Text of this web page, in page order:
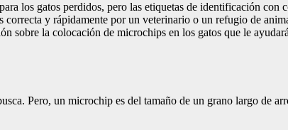
los gatos perdidos, pero las etiquetas de identificación con
y rápidamente por un veterinario o un refugio de
sobre la colocación de microchips en los gatos que le
Pero, un microchip es del tamaño de un grano largo de